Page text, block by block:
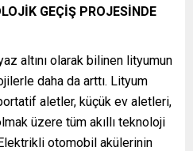
GEÇİŞ PROJESİNDE
altını olarak bilinen lityumun
daha da arttı. Lityum
aletler, küçük ev aletleri,
üzere tüm akıllı teknoloji
otomobil akülerinin